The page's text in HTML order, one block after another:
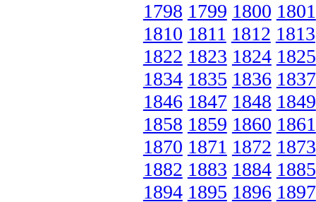
1798 1799 1800 1801
1810 1811 1812 1813
1822 1823 1824 1825
1834 1835 1836 1837
1846 1847 1848 1849
1858 1859 1860 1861
1870 1871 1872 1873
1882 1883 1884 1885
1894 1895 1896 1897